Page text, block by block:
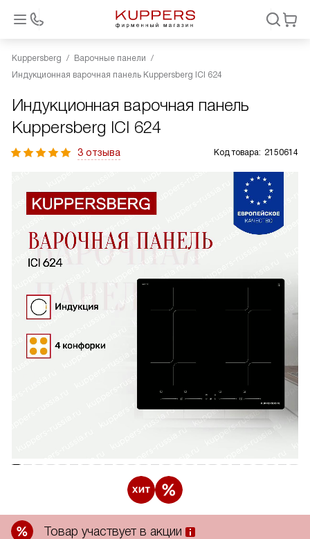
Kuppersberg
Варочные панели
Индукционная варочная панель Kuppersberg ICI 624
Индукционная варочная панель
Kuppersberg ICI 624
3 отзыва Код товара: 2150614
Товар участвует в акции